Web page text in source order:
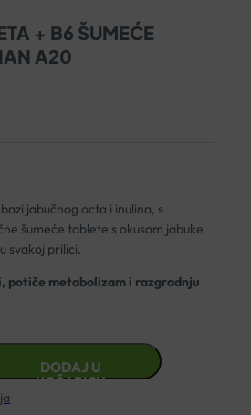
+ B6 ŠUMEĆE
A20
jabučnog octa i inulina, s
šumeće tablete s okusom jabuke
svakoj prilici.
potiče metabolizam i razgradnju
DODAJ U
KOŠARICU